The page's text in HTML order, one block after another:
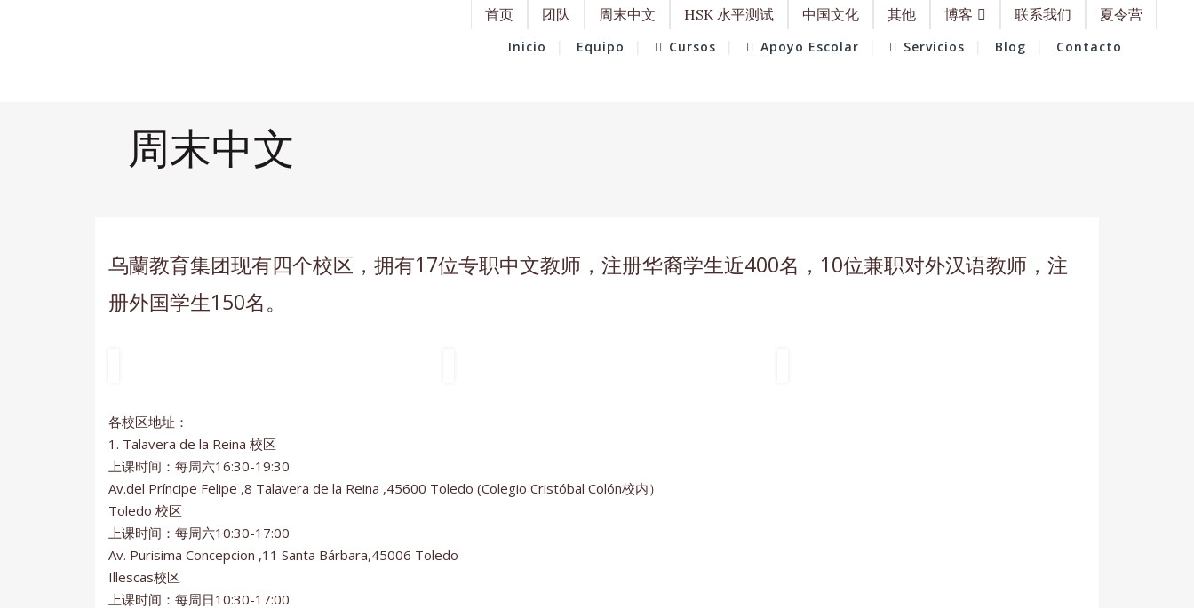
首页 团队 周末中文 HSK 水平测试 中国文化 其他 博客 联系我们 夏令营
Inicio Equipo Cursos Apoyo Escolar Servicios Blog Contacto
周末中文
乌蘭教育集团现有四个校区，拥有17位专职中文教师，注册华裔学生近400名，10位兼职对外汉语教师，注
册外国学生150名。
各校区地址：
1. Talavera de la Reina 校区
上课时间：每周六16:30-19:30
Av.del Príncipe Felipe ,8 Talavera de la Reina ,45600 Toledo (Colegio Cristóbal Colón校内）
Toledo 校区
上课时间：每周六10:30-17:00
Av. Purisima Concepcion ,11 Santa Bárbara,45006 Toledo
Illescas校区
上课时间：每周日10:30-17:00